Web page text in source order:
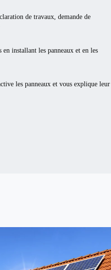
de travaux, demande de
installant les panneaux et en les
les panneaux et vous explique leur